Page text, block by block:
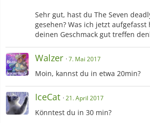
Animes
Meine Top 5 :
1. Your lie in April
2.Tokyo ghoul
3. Death Note
Sehr gut, hast du The Seven
gesehen? Was ich jetzt aufgefasst
deinen Geschmack gut treffen
Walzer 7. Mai 2017
Moin, kannst du in etwa 20min?
IceCat 21. April 2017
Könntest du in 30 min?